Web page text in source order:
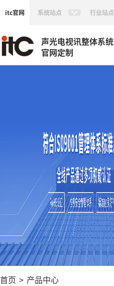
itc官网 系统站点 行业站点
声光电视讯整体系统
官网定制
首页 > 产品中心